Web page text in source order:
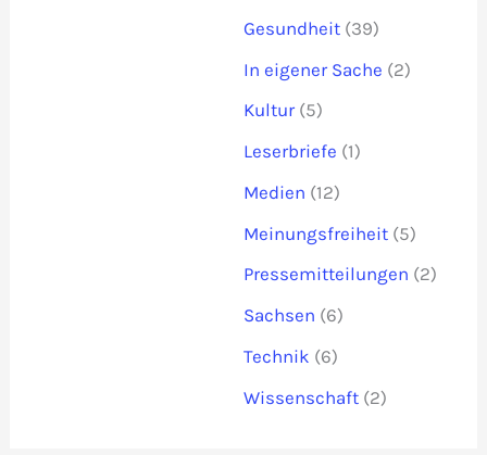
Gesundheit (39)
In eigener Sache (2)
Kultur (5)
Leserbriefe (1)
Medien (12)
Meinungsfreiheit (5)
Pressemitteilungen (2)
Sachsen (6)
Technik (6)
Wissenschaft (2)